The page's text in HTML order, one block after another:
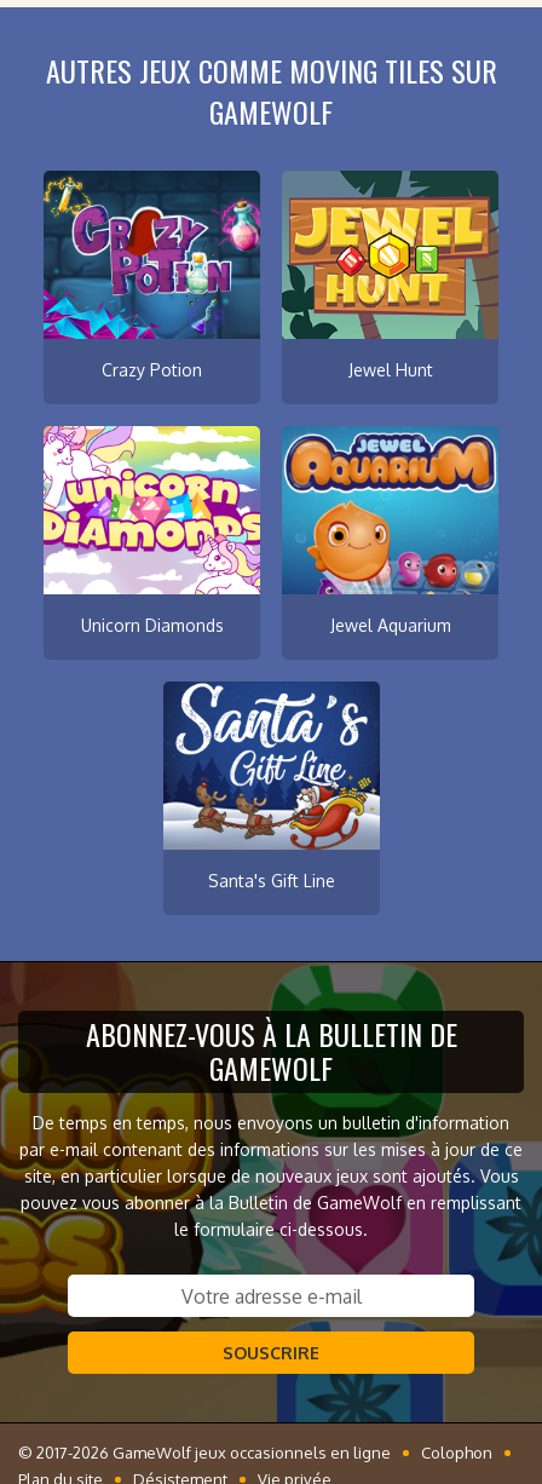
AUTRES JEUX COMME MOVING TILES SUR
GAMEWOLF
Crazy Potion Jewel Hunt
Unicorn Diamonds Jewel Aquarium
Santa's Gift Line
ABONNEZ-VOUS À LA BULLETIN DE
GAMEWOLF
De temps en temps, nous envoyons un bulletin d'information
par e-mail contenant des informations sur les mises à jour de ce
site, en particulier lorsque de nouveaux jeux sont ajoutés. Vous
pouvez vous abonner à la Bulletin de GameWolf en remplissant
le formulaire ci-dessous.
SOUSCRIRE
© 2017-2026 GameWolf jeux occasionnels en ligne
Colophon
Plan du site
Désistement Vie privée